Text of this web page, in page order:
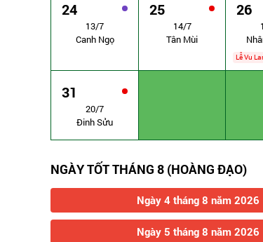
24
13/7
Canh Ngọ
25
14/7
Tân Mùi
26
Lễ Vu
31
20/7
Đinh Sửu
NGÀY TỐT THÁNG 8 (HOÀNG ĐẠO)
Ngày 4 tháng 8 năm 2026
Ngày 5 tháng 8 năm 2026